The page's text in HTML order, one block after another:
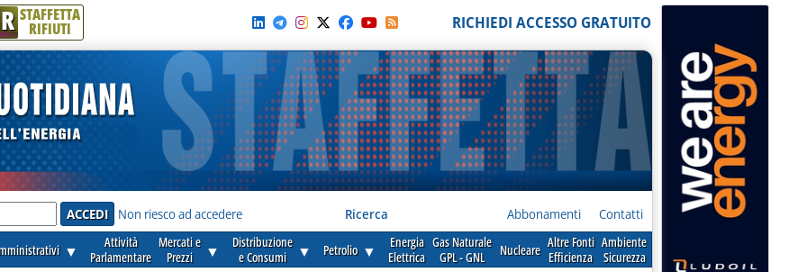
R STAFFETTA
RIFIUTI RICHIEDI ACCESSO GRATUITO
Non riesco ad accedere Ricerca Abbonamenti Contatti
▼
Attività
Parlamentare
Mercati e
Prezzi
▼
Distribuzione
e Consumi
▼ Petrolio ▼
Energia
Elettrica
Gas Naturale
GPL - GNL
Nucleare Altre Fonti
Efficienza
Ambiente
Sicurezza